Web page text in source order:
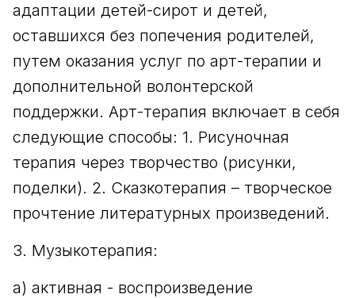
адаптации детей-сирот и детей,
оставшихся без попечения родителей,
путем оказания услуг по арт-терапии и
дополнительной волонтерской
поддержки. Арт-терапия включает в себя
следующие способы: 1. Рисуночная
терапия через творчество (рисунки,
поделки). 2. Сказкотерапия – творческое
прочтение литературных произведений.
3. Музыкотерапия:
а) активная - воспроизведение